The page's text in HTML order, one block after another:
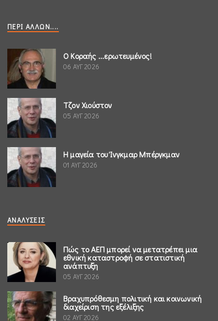
ΠΕΡΊ ΆΛΛΩΝ....
Ο Κοραής ...ερωτευμένος!
06 ΑΥΓ 2026
Τζον Χιούστον
05 ΑΥΓ 2026
Η μαγεία του Ίνγκμαρ Μπέργκμαν
01 ΑΥΓ 2026
ΑΝΑΛΎΣΕΙΣ
Πώς το ΑΕΠ μπορεί να μετατρέπει μια
εθνική καταστροφή σε στατιστική
ανάπτυξη
05 ΑΥΓ 2026
Βραχυπρόθεσμη πολιτική και κοινωνική
διαχείριση της εξέλιξης
02 ΑΥΓ 2026